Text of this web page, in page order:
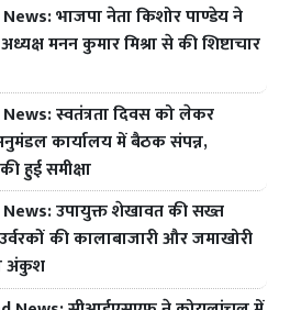
भाजपा नेता किशोर पाण्डेय ने
मनन कुमार मिश्रा से की शिष्टाचार
स्वतंत्रता दिवस को लेकर
कार्यालय में बैठक संपन्न,
हुई समीक्षा
उपायुक्त शेखावत की सख्त
की कालाबाजारी और जमाखोरी
अंकुश